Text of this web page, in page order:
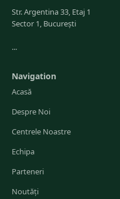
Str. Argentina 33, Etaj 1
Sector 1, București
...
Navigation
Acasă
Despre Noi
Centrele Noastre
Echipa
Parteneri
Noutăți